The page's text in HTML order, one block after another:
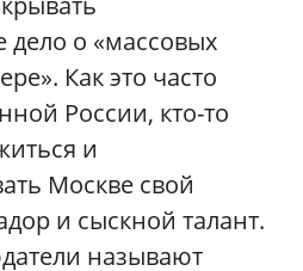
дело о «массовых
Как это часто
России, кто-то
и
Москве свой
и сыскной талант.
называют